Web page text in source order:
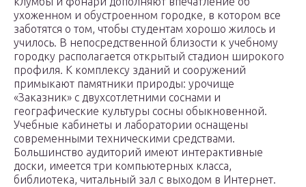
ухоженном и обустроенном городке, в котором все
заботятся о том, чтобы студентам хорошо жилось и
училось. В непосредственной близости к учебному
городку располагается открытый стадион широкого
профиля. К комплексу зданий и сооружений
примыкают памятники природы: урочище
«Заказник» с двухсотлетними соснами и
географические культуры сосны обыкновенной.
Учебные кабинеты и лаборатории оснащены
современными техническими средствами.
Большинство аудиторий имеют интерактивные
доски, имеется три компьютерных класса,
библиотека, читальный зал с выходом в Интернет.